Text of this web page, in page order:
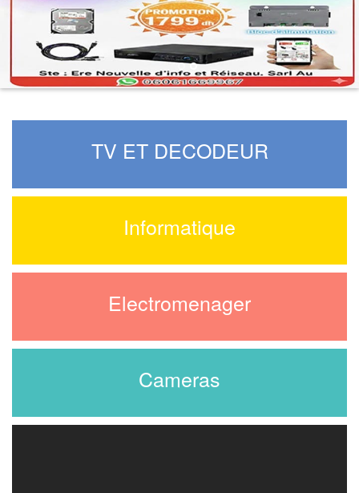
PROMOTION 2026
TV ET DECODEUR
Informatique
Electromenager
Cameras